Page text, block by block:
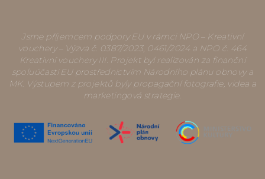
Jsme příjemcem podpory EU v rámci NPO – Kreativní
vouchery – Výzva č. 0387/2023, 0461/2024 a NPO č. 464
Kreativní vouchery III. Projekt byl realizován za finanční
spoluúčasti EU prostřednictvím Národního plánu obnovy a
MK. Výstupem z projektů byly propagační fotografie, videa a
marketingová strategie.